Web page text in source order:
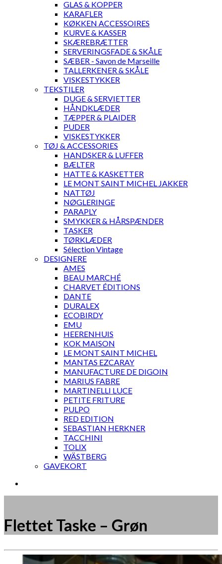
GLAS & KOPPER
KARAFLER
KØKKEN ACCESSOIRES
KURVE & KASSER
SKÆREBRÆTTER
SERVERINGSFADE & SKÅLE
SÆBER - Savon de Marseille
TALLERKENER & SKÅLE
VISKESTYKKER
TEKSTILER
DUGE & SERVIETTER
HÅNDKLÆDER
TÆPPER & PLAIDER
PUDER
VISKESTYKKER
TØJ & ACCESSORIES
HANDSKER & LUFFER
BÆLTER
HATTE & KASKETTER
LE MONT SAINT MICHEL JAKKER
NATTØJ
NØGLERINGE
PARAPLY
SMYKKER & HÅRSPÆNDER
TASKER
TØRKLÆDER
Sélection Vintage
DESIGNERE
AMES
BEAU MARCHÉ
CHARVET ÉDITIONS
DANTE
DURALEX
ECOBIRDY
EMU
HEERENHUIS
KOK MAISON
LE MONT SAINT MICHEL
MANTAS EZCARAY
MANUFACTURE DE DIGOIN
MARIUS FABRE
MARTINELLI LUCE
PETITE FRITURE
PULPO
RED EDITION
SEBASTIAN HERKNER
TACCHINI
TOLIX
WÄSTBERG
GAVEKORT
Flettet Taske – Grøn
Måske kunne nogle af disse produkter have din